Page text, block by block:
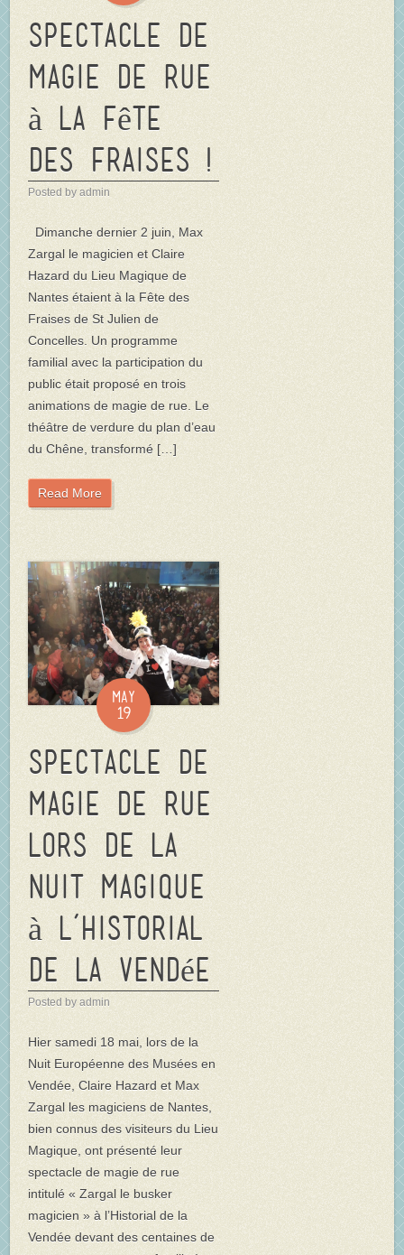
Spectacle de
Magie de rue
à la Fête
des Fraises !
Posted by admin
Dimanche dernier 2 juin, Max
Zargal le magicien et Claire
Hazard du Lieu Magique de
Nantes étaient à la Fête des
Fraises de St Julien de
Concelles. Un programme
familial avec la participation du
public était proposé en trois
animations de magie de rue. Le
théâtre de verdure du plan d’eau
du Chêne, transformé […]
Read More
May
19
Spectacle de
magie de rue
lors de la
Nuit magique
à l’Historial
de la Vendée
Posted by admin
Hier samedi 18 mai, lors de la
Nuit Européenne des Musées en
Vendée, Claire Hazard et Max
Zargal les magiciens de Nantes,
bien connus des visiteurs du Lieu
Magique, ont présenté leur
spectacle de magie de rue
intitulé « Zargal le busker
magicien » à l’Historial de la
Vendée devant des centaines de